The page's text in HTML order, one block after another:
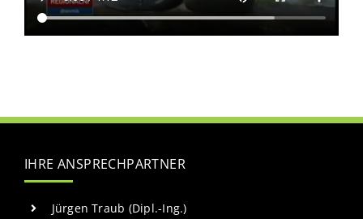
IHRE ANSPRECHPARTNER
Jürgen Traub (Dipl.-Ing.)